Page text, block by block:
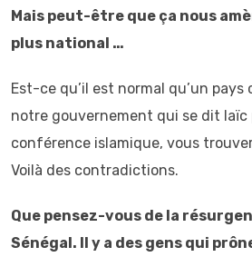
Mais peut-être que ça nous
plus national …
Est-ce qu’il est normal qu’un
notre gouvernement qui se dit laïc
conférence islamique, vous
Voilà des contradictions.
Que pensez-vous de la
Sénégal. Il y a des gens qui